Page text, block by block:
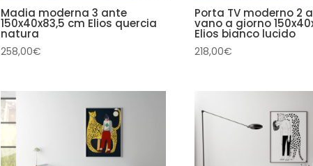
Madia moderna 3 ante
150x40x83,5 cm Elios quercia
natura
258,00€
Porta TV moderno 2
vano a giorno
Elios bianco lucido
218,00€